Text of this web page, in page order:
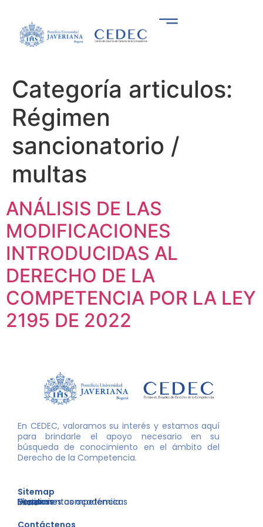
Categoría articulos:
Régimen
sancionatorio /
multas
ANÁLISIS DE LAS
MODIFICACIONES
INTRODUCIDAS AL
DERECHO DE LA
COMPETENCIA POR LA LEY
2195 DE 2022
En CEDEC, valoramos su interés y estamos aquí
para brindarle el apoyo necesario en su
búsqueda de conocimiento en el ámbito del
Derecho de la Competencia.
Sitemap
Inicio
Nosotros
Libros
Decisiones competencia
Eventos
Herramientas académicas